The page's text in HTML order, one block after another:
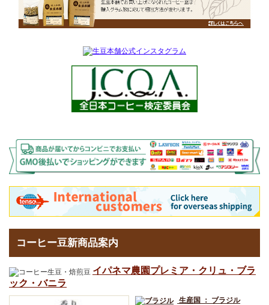
コーヒー豆新商品案内
イパネマ農園プレミア・クリュ・ブラ
ック・バニラ
生産国 ： ブラジル